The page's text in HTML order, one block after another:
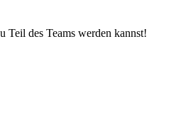
Teil des Teams werden kannst!